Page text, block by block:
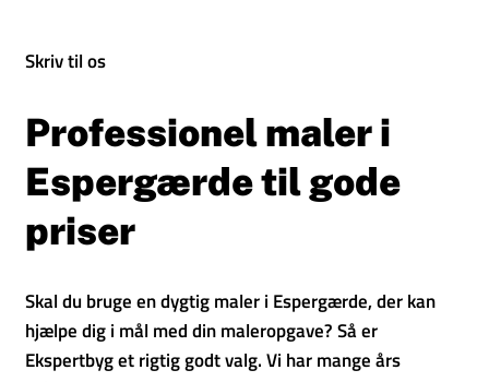
Skriv til os
Professionel maler i
Espergærde til gode
priser
Skal du bruge en dygtig maler i Espergærde, der kan
hjælpe dig i mål med din maleropgave? Så er
Ekspertbyg et rigtig godt valg. Vi har mange års